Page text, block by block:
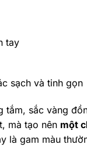
tay
sạch và tinh gọn
tắm, sắc vàng
mà tạo nên một
là gam màu